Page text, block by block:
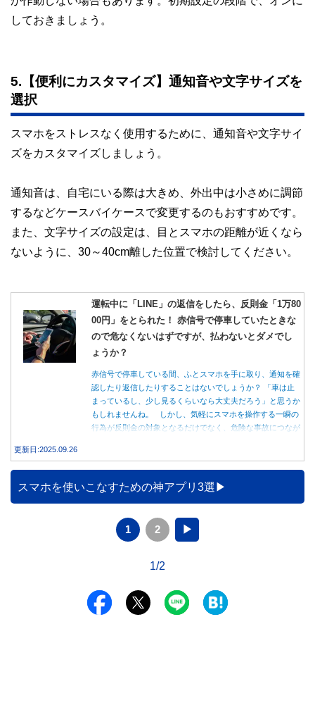
しておきましょう。
5.【便利にカスタマイズ】通知音や文字サイズを
選択
スマホをストレスなく使用するために、通知音や文字サイ
ズをカスタマイズしましょう。
通知音は、自宅にいる際は大きめ、外出中は小さめに調節
するなどケースバイケースで変更するのもおすすめです。
また、文字サイズの設定は、目とスマホの距離が近くなら
ないように、30～40cm離した位置で検討してください。
運転中に「LINE」の返信をしたら、反則金「1万80
00円」をとられた！ 赤信号で停車していたときな
ので危なくないはずですが、払わないとダメでし
ょうか？
赤信号で停車している間、ふとスマホを手に取り、通知を確
認したり返信したりすることはないでしょうか？ 「車は止
まっているし、少し見るくらいなら大丈夫だろう」と思うか
もしれませんね。 しかし、気軽にスマホを操作する一瞬の
行為が反則金の対象となるだけでなく、危険な事故につなが
更新日:2025.09.26
スマホを使いこなすための神アプリ3選
1 2 ▶
1/2